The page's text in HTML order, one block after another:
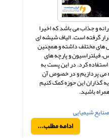
و جذاب می باشد که اخیرا
گرفته است. الیاف شیشه ای
های مختلف داشته و همچنین
فیلتراسیون و پارچه های
کرد. در این پست به
می پردازیم و در خصوص آن
گذاران این حوزه کمک کنیم
باشید.
شیمیایی
ادامه مطلب...